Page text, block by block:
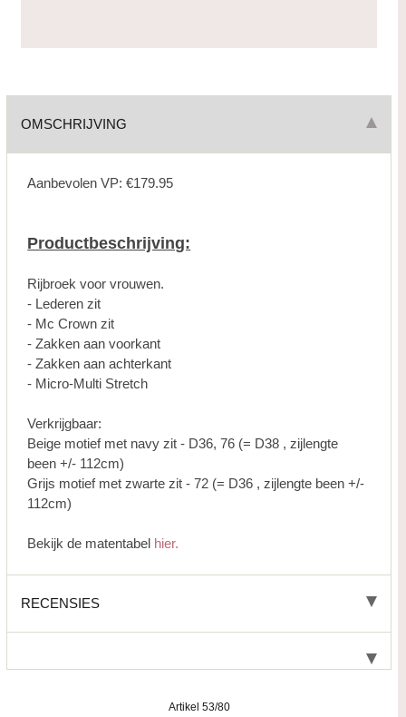
OMSCHRIJVING
Aanbevolen VP: €179.95
Productbeschrijving:
Rijbroek voor vrouwen.
- Lederen zit
- Mc Crown zit
- Zakken aan voorkant
- Zakken aan achterkant
- Micro-Multi Stretch
Verkrijgbaar:
Beige motief met navy zit - D36, 76 (= D38 , zijlengte
been +/- 112cm)
Grijs motief met zwarte zit - 72 (= D36 , zijlengte been +/-
112cm)
Bekijk de matentabel hier.
RECENSIES
Artikel 53/80